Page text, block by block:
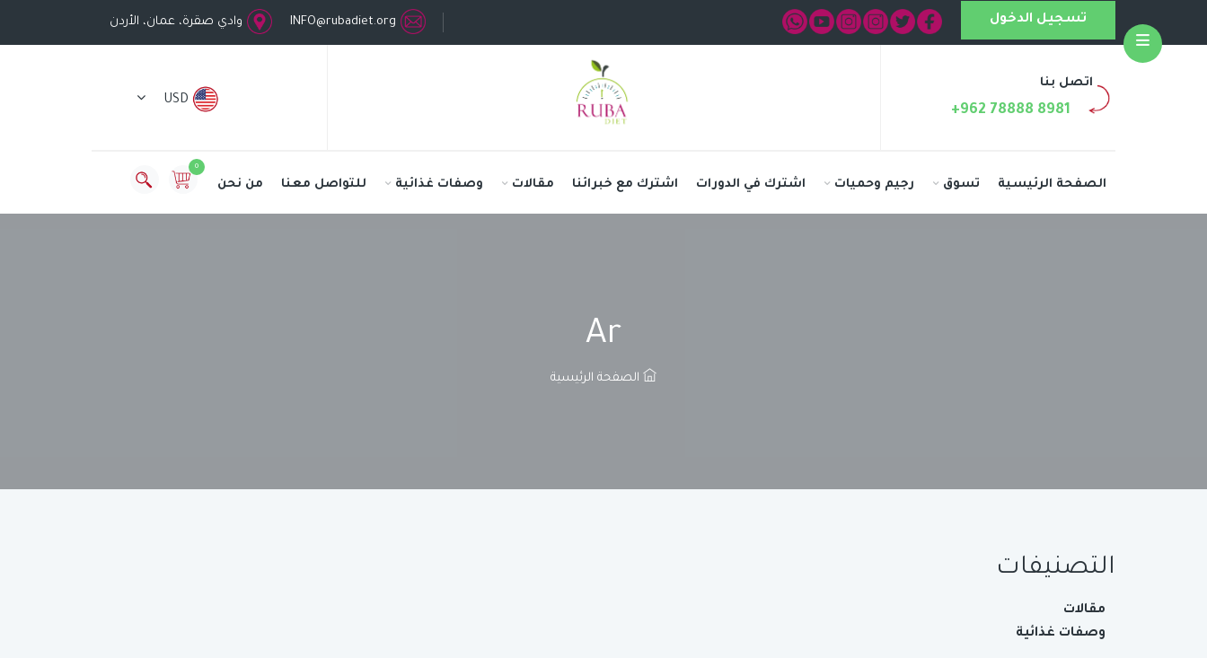
INFO@rubadiet.org وادي صقرة، عمان، الأردن تسجيل الدخول
اتصل بنا
+962 78888 8981
USD
0
الصفحة الرئيسية تسوق رجيم وحميات اشترك في الدورات اشترك مع خبرائنا مقالات وصفات غذائية للتواصل معنا من نحن
Ar
الصفحة الرئيسية
التصنيفات
مقالات
وصفات غذائية